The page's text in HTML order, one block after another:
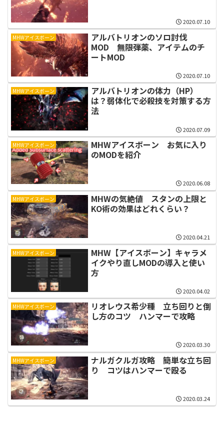
2020.07.10
MHWアイスボーン
アルバトリオンのソロ討伐
MOD 無限弾薬、アイテムのチ
ートMOD
2020.07.10
MHWアイスボーン
アルバトリオンの体力（HP）
は？弱体化で必殺技を対策する方
法
2020.07.09
MHWアイスボーン
MHWアイスボーン お気に入り
のMODを紹介
2020.06.08
MHWアイスボーン
MHWの気絶値 スタンの上限と
KO術の効果はどれくらい？
2020.04.21
MHWアイスボーン
MHW【アイスボーン】キャラメ
イクやり直しMODの導入と使い
方
2020.04.02
MHWアイスボーン
リオレウス希少種 立ち回りと倒
し方のコツ ハンマーで攻略
2020.03.30
MHWアイスボーン
ナルガクルガ攻略 簡単な立ち回
り コツはハンマーで殴る
2020.03.24